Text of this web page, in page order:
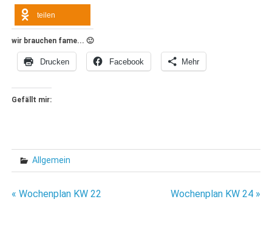
teilen
wir brauchen fame... 🙂
Drucken Facebook Mehr
Gefällt mir:
Allgemein
Beitragsnavigation
« Wochenplan KW 22 Wochenplan KW 24 »